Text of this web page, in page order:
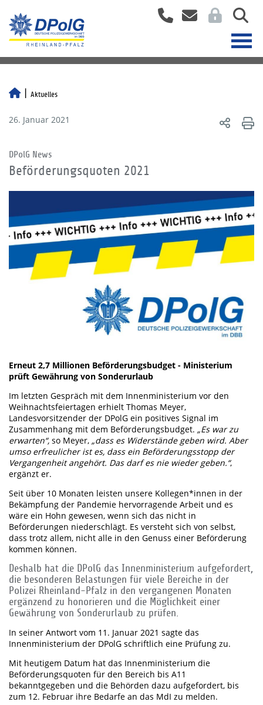
Aktuelles
26. Januar 2021
DPolG News
Beförderungsquoten 2021
Erneut 2,7 Millionen Beförderungsbudget - Ministerium
prüft Gewährung von Sonderurlaub
Im letzten Gespräch mit dem Innenministerium vor den
Weihnachtsfeiertagen erhielt Thomas Meyer,
Landesvorsitzender der DPolG ein positives Signal im
Zusammenhang mit dem Beförderungsbudget. „Es war zu
erwarten“, so Meyer, „dass es Widerstände geben wird. Aber
umso erfreulicher ist es, dass ein Beförderungsstopp der
Vergangenheit angehört. Das darf es nie wieder geben.“,
ergänzt er.
Seit über 10 Monaten leisten unsere Kollegen*innen in der
Bekämpfung der Pandemie hervorragende Arbeit und es
wäre ein Hohn gewesen, wenn sich das nicht in
Beförderungen niederschlägt. Es versteht sich von selbst,
dass trotz allem, nicht alle in den Genuss einer Beförderung
kommen können.
Deshalb hat die DPolG das Innenministerium aufgefordert,
die besonderen Belastungen für viele Bereiche in der
Polizei Rheinland-Pfalz in den vergangenen Monaten
ergänzend zu honorieren und die Möglichkeit einer
Gewährung von Sonderurlaub zu prüfen.
In seiner Antwort vom 11. Januar 2021 sagte das
Innenministerium der DPolG schriftlich eine Prüfung zu.
Mit heutigem Datum hat das Innenministerium die
Beförderungsquoten für den Bereich bis A11
bekanntgegeben und die Behörden dazu aufgefordert, bis
zum 12. Februar ihre Bedarfe an das MdI zu melden.